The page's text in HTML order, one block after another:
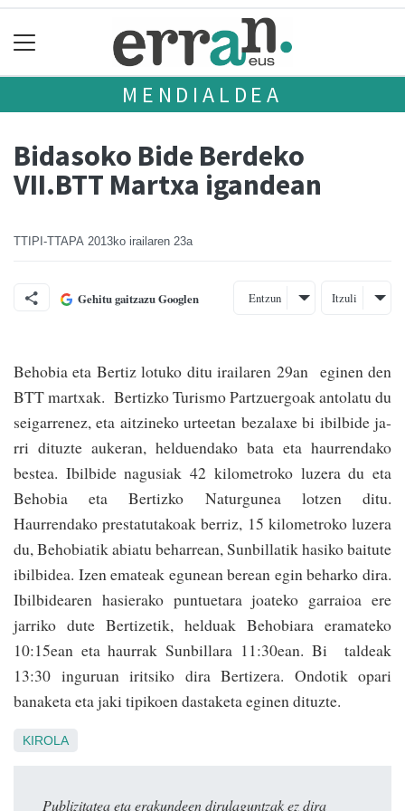
MENDIALDEA
Bidasoko Bide Berdeko
VII.BTT Martxa igandean
TTIPI-TTAPA 2013ko irailaren 23a
Gehitu gaitzazu Googlen Entzun Itzuli
Behobia eta Bertiz lotuko ditu irailaren 29an eginen den
BTT martxak. Bertizko Turismo Partzuergoak antolatu du
seigarrenez, eta aitzineko urteetan bezalaxe bi ibilbide ja­
rri dituzte aukeran, helduendako bata eta haurrendako
bestea. Ibilbide nagusiak 42 kilometroko luzera du eta
Behobia eta Bertizko Naturgunea lo­tzen ditu.
Haurrendako prestatutakoak berriz, 15 kilometroko luzera
du, Behobiatik abiatu beharrean, Sunbillatik hasiko baitute
ibilbidea. Izen emateak egunean berean egin beharko dira.
Ibilbidearen hasierako puntuetara joateko garraioa ere
jarriko dute Bertizetik, helduak Behobiara eramateko
10:15ean eta haurrak Sunbillara 11:30ean. Bi taldeak
13:30 inguruan iritsiko dira Bertizera. Ondotik opari
banaketa eta jaki tipikoen dastaketa eginen dituzte.
KIROLA
Publizitatea eta erakundeen dirulaguntzak ez dira